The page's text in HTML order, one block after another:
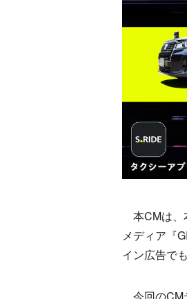
本CMは、
メディア『
イン広告で
今回のCM